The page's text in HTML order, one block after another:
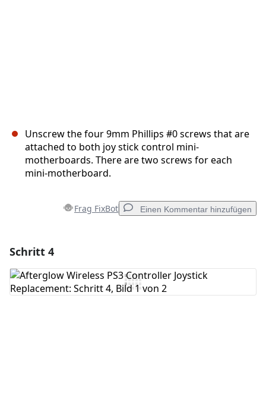
Unscrew the four 9mm Phillips #0 screws that are
attached to both joy stick control mini-
motherboards. There are two screws for each
mini-motherboard.
Frag FixBot Einen Kommentar hinzufügen
Kommentar hinzufügen
Schritt 4